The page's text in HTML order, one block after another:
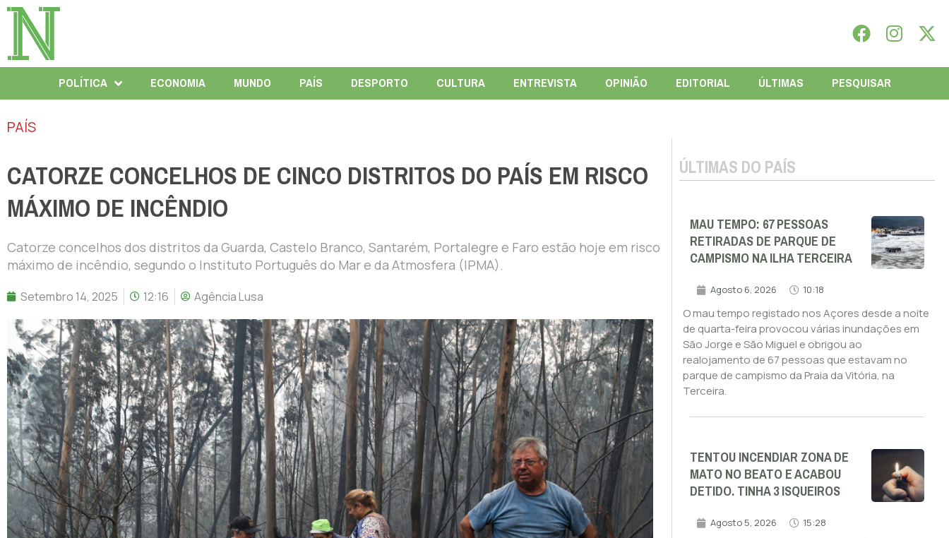
POLÍTICA ECONOMIA MUNDO PAÍS DESPORTO CULTURA ENTREVISTA OPINIÃO EDITORIAL ÚLTIMAS PESQUISAR
PAÍS
CATORZE CONCELHOS DE CINCO DISTRITOS DO PAÍS EM RISCO
MÁXIMO DE INCÊNDIO
Catorze concelhos dos distritos da Guarda, Castelo Branco, Santarém, Portalegre e Faro estão hoje em risco
máximo de incêndio, segundo o Instituto Português do Mar e da Atmosfera (IPMA).
Setembro 14, 2025 12:16 Agência Lusa
ÚLTIMAS DO PAÍS
MAU TEMPO: 67 PESSOAS
RETIRADAS DE PARQUE DE
CAMPISMO NA ILHA TERCEIRA
Agosto 6, 2026 10:18
O mau tempo registado nos Açores desde a noite
de quarta-feira provocou várias inundações em
São Jorge e São Miguel e obrigou ao
realojamento de 67 pessoas que estavam no
parque de campismo da Praia da Vitória, na
Terceira.
TENTOU INCENDIAR ZONA DE
MATO NO BEATO E ACABOU
DETIDO. TINHA 3 ISQUEIROS
Agosto 5, 2026 15:28